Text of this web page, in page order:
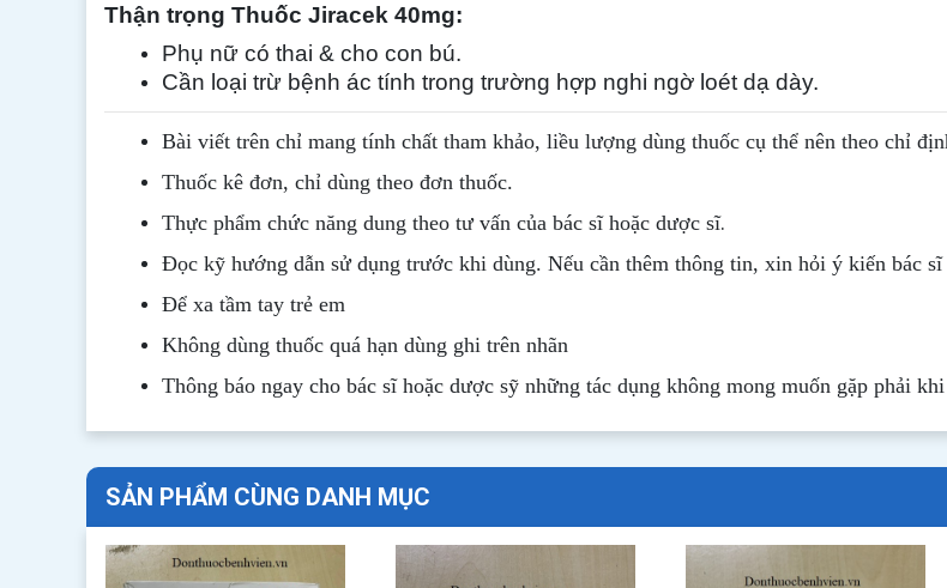
Thận trọng Thuốc Jiracek 40mg:
Phụ nữ có thai & cho con bú.
Cần loại trừ bệnh ác tính trong trường hợp nghi ngờ loét dạ dày.
Bài viết trên chỉ mang tính chất tham khảo, liều lượng dùng thuốc cụ thể nên theo chỉ
Thuốc kê đơn, chỉ dùng theo đơn thuốc.
Thực phẩm chức năng dung theo tư vấn của bác sĩ hoặc dược sĩ.
Đọc kỹ hướng dẫn sử dụng trước khi dùng. Nếu cần thêm thông tin, xin hỏi ý kiến bác
Để xa tầm tay trẻ em
Không dùng thuốc quá hạn dùng ghi trên nhãn
Thông báo ngay cho bác sĩ hoặc dược sỹ những tác dụng không mong muốn gặp phải
SẢN PHẨM CÙNG DANH MỤC